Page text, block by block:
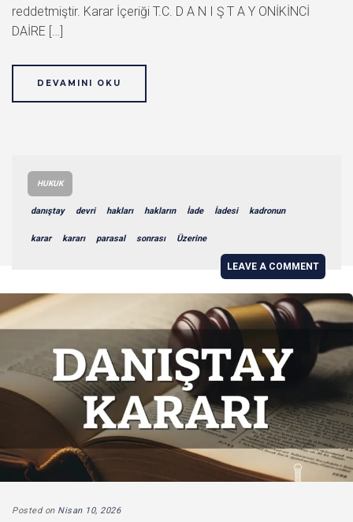
reddetmiştir. Karar İçeriği T.C. D A N I Ş T A Y ONİKİNCİ
DAİRE […]
DEVAMINI OKU
HUKUK
danıştay devri hakları hakların İade İadesi kadronun
karar kararı parasal sonrası Üzerine
LEAVE A COMMENT
Posted on Nisan 10, 2026